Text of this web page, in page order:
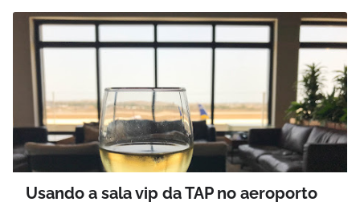
Usando a sala vip da TAP no aeroporto